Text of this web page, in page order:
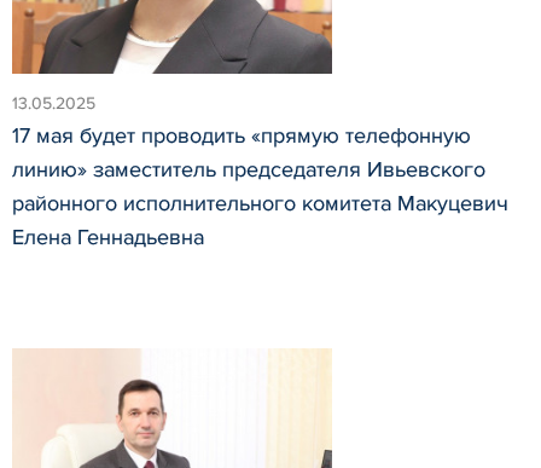
13.05.2025
17 мая будет проводить «прямую телефонную
линию» заместитель председателя Ивьевского
районного исполнительного комитета Макуцевич
Елена Геннадьевна